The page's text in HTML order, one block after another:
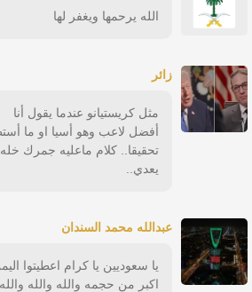
الله يرحمها ويغفر لها
زائر
مثل كريستيانو عندما يقول أنا
أفضل لاعب وهو أسيا او ما
تحقيقا.. كلام ماعليه جمرك خله
يعدي..
عبدالله محمد السندان
يا سعوديين يا كرام اعطيتوا
اكبر من حجمه والله والله